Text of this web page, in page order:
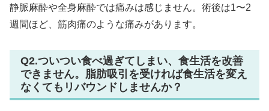
静脈麻酔や全身麻酔では痛みは感じません。術後は1〜2
週間ほど、筋肉痛のような痛みがあります。
Q2.ついつい食べ過ぎてしまい、食生活を改善
できません。脂肪吸引を受ければ食生活を変え
なくてもリバウンドしませんか？